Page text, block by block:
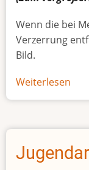
Wenn die bei
Verzerrung
Bild.
Weiterlesen